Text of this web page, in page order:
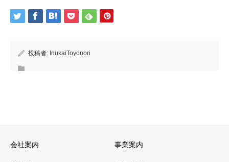
投稿者: InukaiToyonori
会社案内 事業案内